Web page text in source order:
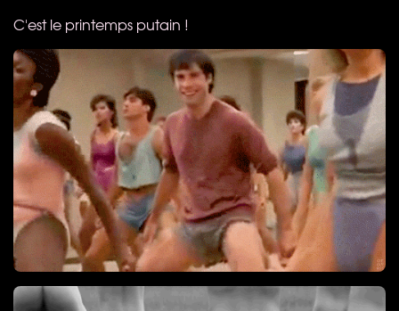
C'est le printemps putain !